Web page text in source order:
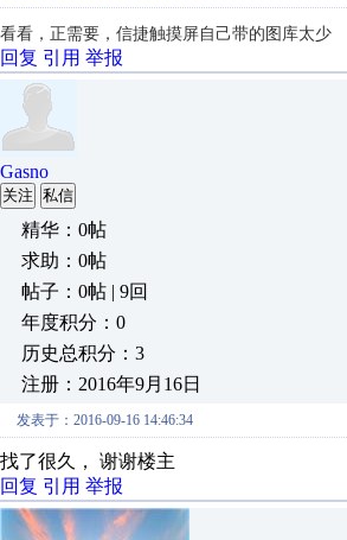
看看，正需要，信捷触摸屏自己带的图库太少
回复 引用 举报
Gasno
关注 私信
精华：0帖
求助：0帖
帖子：0帖 | 9回
年度积分：0
历史总积分：3
注册：2016年9月16日
发表于：2016-09-16 14:46:34
找了很久， 谢谢楼主
回复 引用 举报